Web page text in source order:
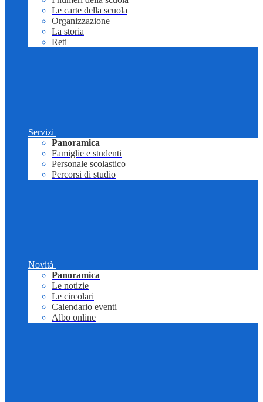
Le carte della scuola
Organizzazione
La storia
Reti
Servizi
Panoramica
Famiglie e studenti
Personale scolastico
Percorsi di studio
Novità
Panoramica
Le notizie
Le circolari
Calendario eventi
Albo online